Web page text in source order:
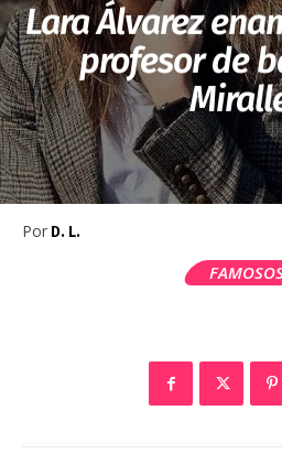
Lara Álvarez
profesor de
Por D. L.